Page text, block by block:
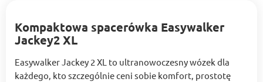
Kompaktowa spacerówka Easywalker
Jackey2 XL
Easywalker Jackey 2 XL to ultranowoczesny wózek dla
każdego, kto szczególnie ceni sobie komfort, prostotę